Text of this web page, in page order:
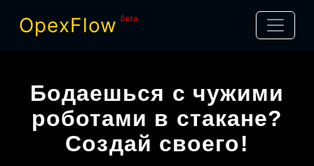
OpexFlow βeta
Бодаешься с чужими
роботами в стакане?
Создай своего!